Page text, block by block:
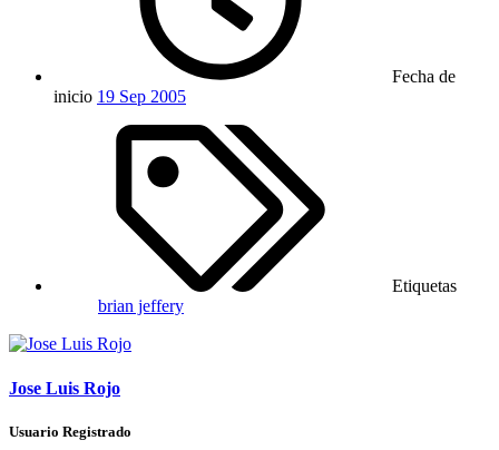
Fecha de
inicio 19 Sep 2005
Etiquetas
brian jeffery
Jose Luis Rojo
Usuario Registrado